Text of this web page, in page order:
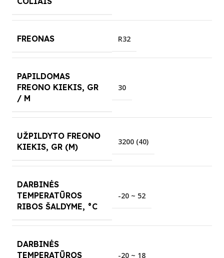
FREONAS R32
PAPILDOMAS
FREONO KIEKIS, GR
/ M
30
UŽPILDYTO FREONO
KIEKIS, GR (M)
3200 (40)
DARBINĖS
TEMPERATŪROS
RIBOS ŠALDYME, °C
-20 ~ 52
DARBINĖS
TEMPERATŪROS
-20 ~ 18